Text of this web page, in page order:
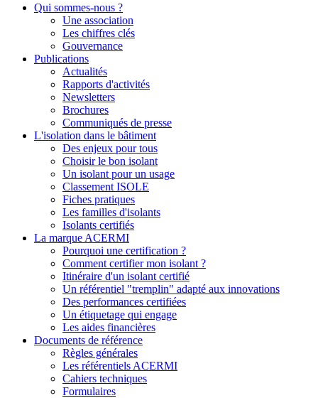
Qui sommes-nous ?
Une association
Les chiffres clés
Gouvernance
Publications
Actualités
Rapports d'activités
Newsletters
Brochures
Communiqués de presse
L'isolation dans le bâtiment
Des enjeux pour tous
Choisir le bon isolant
Un isolant pour un usage
Classement ISOLE
Fiches pratiques
Les familles d'isolants
Isolants certifiés
La marque ACERMI
Pourquoi une certification ?
Comment certifier mon isolant ?
Itinéraire d'un isolant certifié
Un référentiel "tremplin" adapté aux innovations
Des performances certifiées
Un étiquetage qui engage
Les aides financières
Documents de référence
Règles générales
Les référentiels ACERMI
Cahiers techniques
Formulaires